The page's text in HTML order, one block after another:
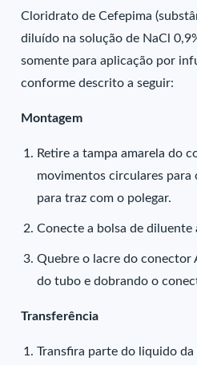
Cloridrato de Cefepima
diluído na solução de NaCl
somente para aplicação por
conforme descrito a seguir:
Montagem
Retire a tampa amarela do
movimentos circulares para
para traz com o polegar.
Conecte a bolsa de diluente
Quebre o lacre do conector
do tubo e dobrando o
Transferência
Transfira parte do liquido